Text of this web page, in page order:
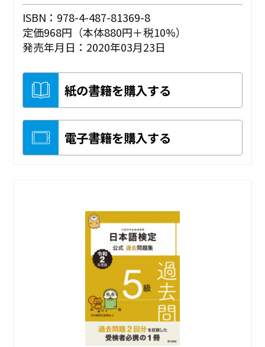
ISBN：978-4-487-81369-8
定価968円（本体880円＋税10%）
発売年月日：2020年03月23日
紙の書籍を購入する
電子書籍を購入する